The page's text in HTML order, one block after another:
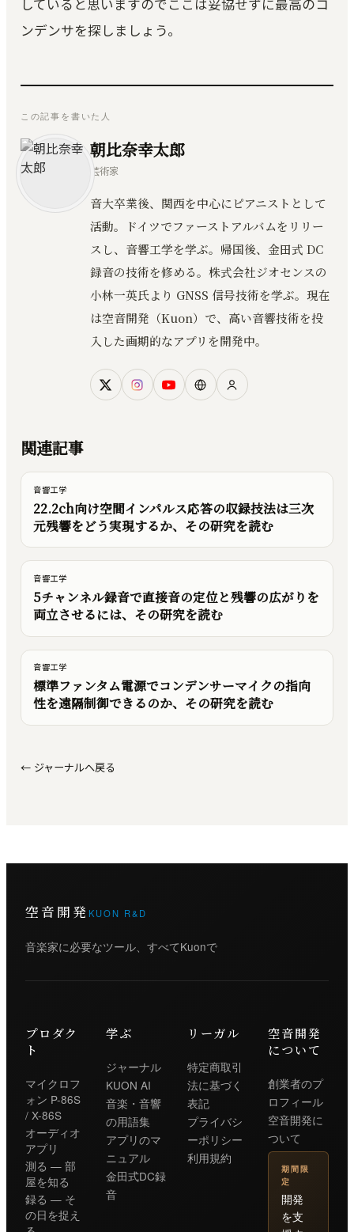
していると思いますのでここは妥協せずに最高のコ
ンデンサを探しましょう。
この記事を書いた人
朝比奈幸太郎
芸術家
音大卒業後、関西を中心にピアニストとして
活動。ドイツでファーストアルバムをリリー
スし、音響工学を学ぶ。帰国後、金田式 DC
録音の技術を修める。株式会社ジオセンスの
小林一英氏より GNSS 信号技術を学ぶ。現在
は空音開発（Kuon）で、高い音響技術を投
入した画期的なアプリを開発中。
関連記事
音響工学
22.2ch向け空間インパルス応答の収録技法は三次
元残響をどう実現するか、その研究を読む
音響工学
5チャンネル録音で直接音の定位と残響の広がりを
両立させるには、その研究を読む
音響工学
標準ファンタム電源でコンデンサーマイクの指向
性を遠隔制御できるのか、その研究を読む
← ジャーナルへ戻る
空音開発 KUON R&D
音楽家に必要なツール、すべてKuonで
プロダク
ト
マイクロフ
ォン P-86S
/ X-86S
オーディオ
アプリ
測る — 部
屋を知る
録る — そ
の日を捉え
学ぶ
ジャーナル
KUON AI
音楽・音響
の用語集
アプリのマ
ニュアル
金田式DC録
音
リーガル
特定商取引
法に基づく
表記
プライバシ
ーポリシー
利用規約
空音開発
について
創業者のプ
ロフィール
空音開発に
ついて
期間限
定
開発
を支